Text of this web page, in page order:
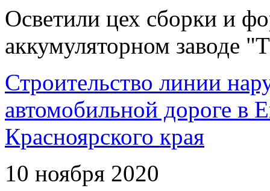
Осветили цех сборки и
аккумуляторном заводе
Строительство линии
автомобильной дороге в
Красноярского края
10 ноября 2020